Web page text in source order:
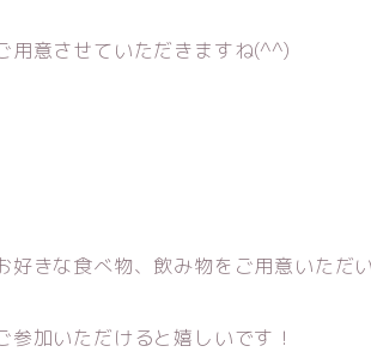
用意させていただきますね(^^)
好きな食べ物、飲み物をご用意いただ
参加いただけると嬉しいです！